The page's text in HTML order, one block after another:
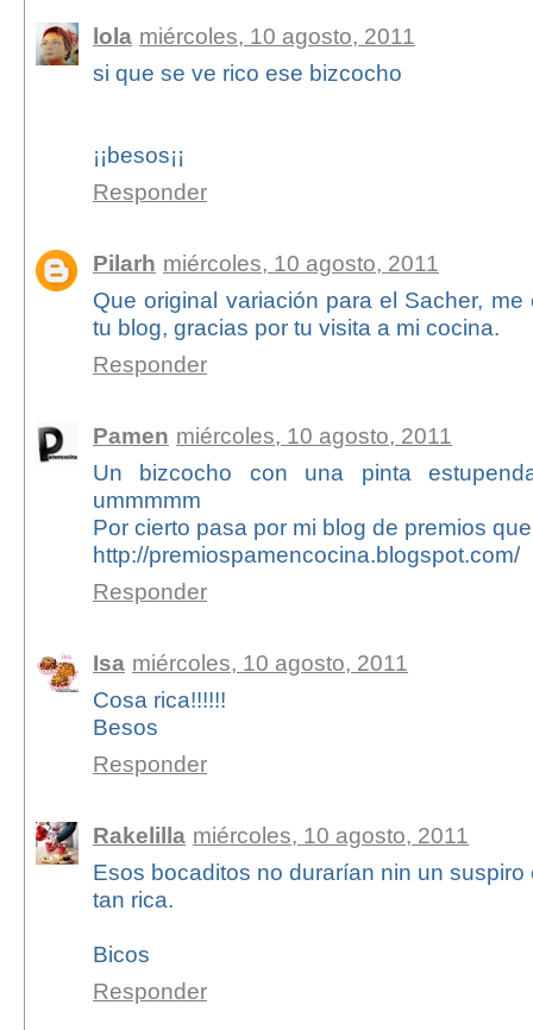
lola miércoles, 10 agosto, 2011
si que se ve rico ese bizcocho
¡¡besos¡¡
Responder
Pilarh miércoles, 10 agosto, 2011
Que original variación para el Sacher,
tu blog, gracias por tu visita a mi cocina.
Responder
Pamen miércoles, 10 agosto, 2011
Un bizcocho con una pinta
ummmmm
Por cierto pasa por mi blog de premios
http://premiospamencocina.blogspot.com/
Responder
Isa miércoles, 10 agosto, 2011
Cosa rica!!!!!!
Besos
Responder
Rakelilla miércoles, 10 agosto, 2011
Esos bocaditos no durarían nin un
tan rica.
Bicos
Responder